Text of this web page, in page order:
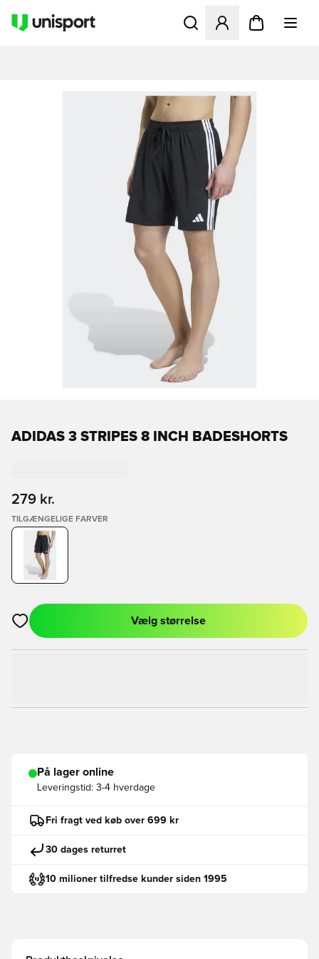
Åbner en Modal til at
ADIDAS 3 STRIPES 8 INCH BADESHORTS
279 kr.
TILGÆNGELIGE FARVER
Åbner en Modal til at logge ind eller tilmelde dig som medlem
Vælg størrelse
På lager online
Leveringstid: 3-4 hverdage
Fri fragt ved køb over 699 kr
30 dages returret
10 milioner tilfredse kunder siden 1995